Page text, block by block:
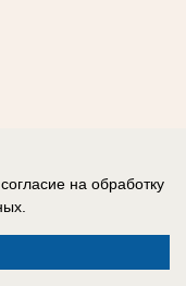
на обработку